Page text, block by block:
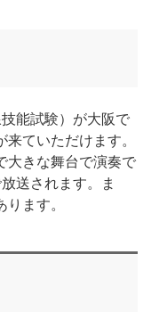
能試験）が大阪で
ていただけます。
大きな舞台で演奏で
送されます。ま
ます。